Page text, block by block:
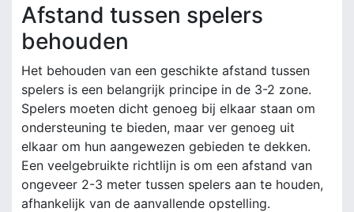
Afstand tussen spelers
behouden
Het behouden van een geschikte afstand tussen
spelers is een belangrijk principe in de 3-2 zone.
Spelers moeten dicht genoeg bij elkaar staan om
ondersteuning te bieden, maar ver genoeg uit
elkaar om hun aangewezen gebieden te dekken.
Een veelgebruikte richtlijn is om een afstand van
ongeveer 2-3 meter tussen spelers aan te houden,
afhankelijk van de aanvallende opstelling.